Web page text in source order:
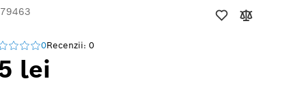
0Recenzii: 0
lei